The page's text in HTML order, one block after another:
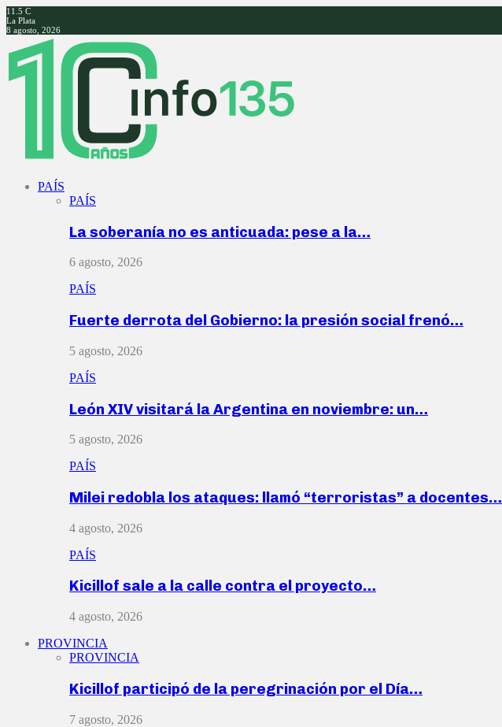
11.5 C
La Plata
8 agosto, 2026
Facebook
Twitter
Instagram
Youtube
PAÍS
PAÍS
La soberanía no es anticuada: pese a la…
6 agosto, 2026
PAÍS
Fuerte derrota del Gobierno: la presión social frenó…
5 agosto, 2026
PAÍS
León XIV visitará la Argentina en noviembre: un…
5 agosto, 2026
PAÍS
Milei redobla los ataques: llamó “terroristas” a docentes…
4 agosto, 2026
PAÍS
Kicillof sale a la calle contra el proyecto…
4 agosto, 2026
PROVINCIA
PROVINCIA
Kicillof participó de la peregrinación por el Día…
7 agosto, 2026